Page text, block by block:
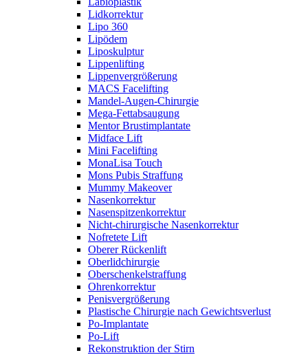
Lidkorrektur
Lipo 360
Lipödem
Liposkulptur
Lippenlifting
Lippenvergrößerung
MACS Facelifting
Mandel-Augen-Chirurgie
Mega-Fettabsaugung
Mentor Brustimplantate
Midface Lift
Mini Facelifting
MonaLisa Touch
Mons Pubis Straffung
Mummy Makeover
Nasenkorrektur
Nasenspitzenkorrektur
Nicht-chirurgische Nasenkorrektur
Nofretete Lift
Oberer Rückenlift
Oberlidchirurgie
Oberschenkelstraffung
Ohrenkorrektur
Penisvergrößerung
Plastische Chirurgie nach Gewichtsverlust
Po-Implantate
Po-Lift
Rekonstruktion der Stirn